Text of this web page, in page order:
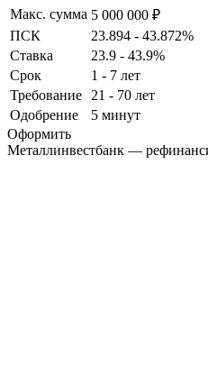
Макс. сумма 5 000 000 ₽
ПСК
23.894 - 43.872%
Ставка
23.9 - 43.9%
Срок
1 - 7 лет
Требование
21 - 70 лет
Одобрение
5 минут
Оформить
Металлинвестбанк —